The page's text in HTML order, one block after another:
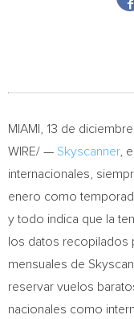
MIAMI
, 13 de
WIRE/ — Skyscanner,
internacionales,
enero como
y todo indica que la
los datos recopilados
mensuales de
reservar vuelos
nacionales como